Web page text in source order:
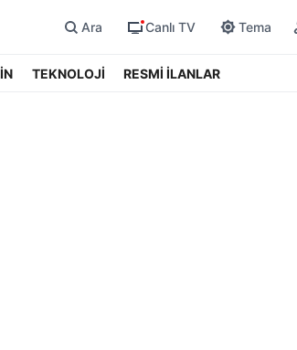
Ara Canlı TV Tema
TEKNOLOJİ RESMİ İLANLAR